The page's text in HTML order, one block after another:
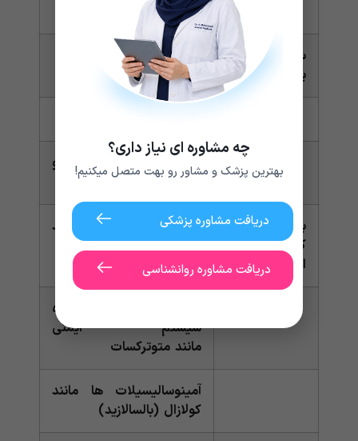
ایمودیوم (لوپرامید)
سرطان روده
بزرگ
عمل جراحی
شیمی درمانی، ایمونوتراپی و
یا درمان هدفمند
بیماری کرون و
کولیت
اولسراتیو
کورتیکواستروئیدها مانند
پردنیزون
داروهای سرکوب کننده
سیستم ایمنی
مانند متوترکسات
آمینوسالیسیلات ها مانند
کولازال (بالسالازید)
چه مشاوره ای نیاز داری؟
بهترین پزشک و مشاور رو بهت متصل میکنیم!
دریافت مشاوره پزشکی
دریافت مشاوره روانشناسی